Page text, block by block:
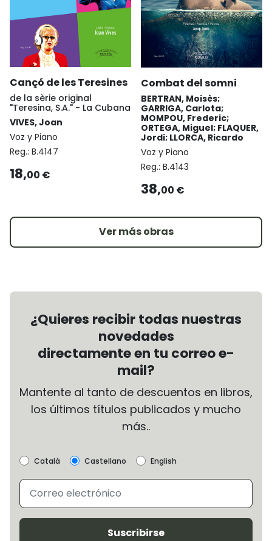
Cançó de les Teresines
de la sèrie original
"Teresina, S.A." - La Cubana
VIVES, Joan
Voz y Piano
Reg.: B.4147
18,00 €
Combat del somni
BERTRAN, Moisès;
GARRIGA, Carlota;
MOMPOU, Frederic;
ORTEGA, Miguel; FLAQUER,
Jordi; LLORCA, Ricardo
Voz y Piano
Reg.: B.4143
38,00 €
Ver más obras
¿Quieres recibir todas nuestras
novedades
directamente en tu correo e-
mail?
Mantente al tanto de descuentos en libros,
los últimos títulos publicados y mucho
más..
Català Castellano English
Suscribirse